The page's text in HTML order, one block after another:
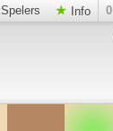
Spelers Info 0